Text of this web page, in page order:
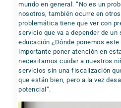
mundo en general. “No es un
nosotros, también ocurre en
problemática tiene que ver con
servicio que va a depender de un
educación ¿Dónde ponemos este
importante poner atención en
necesitamos cuidar a nuestros
servicios sin una fiscalización
que están bien, pero a la vez
potencial”.